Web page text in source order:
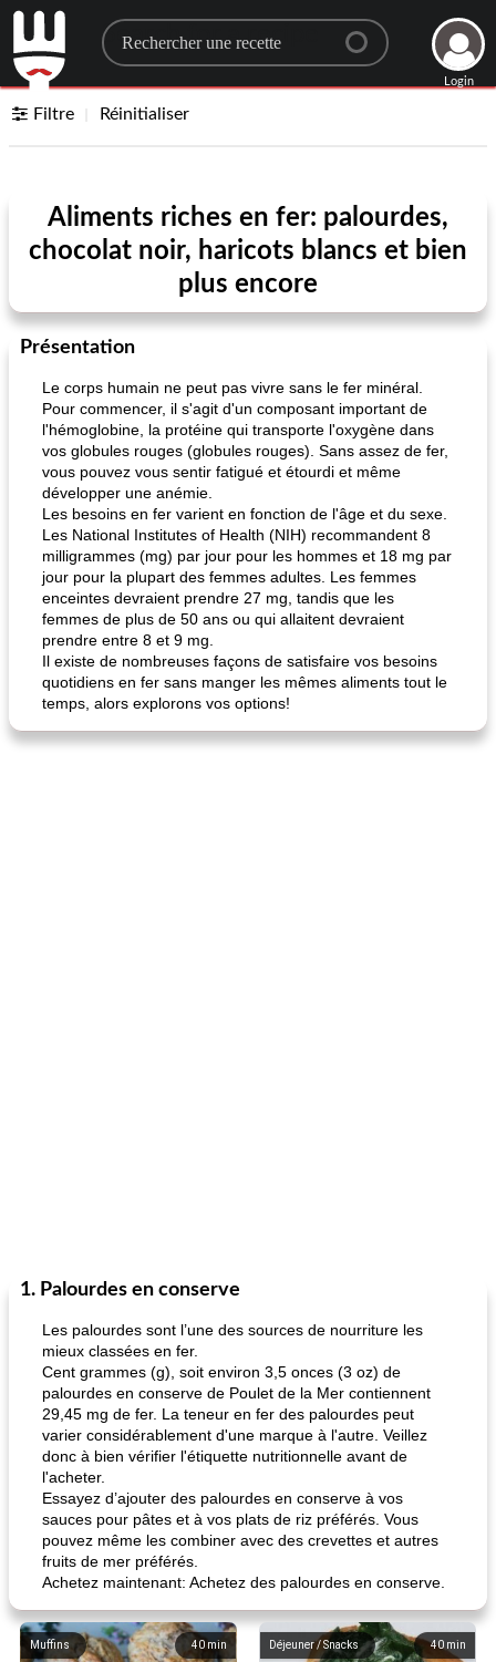
Search for a recipe
Login
Filtre Réinitialiser
Aliments riches en fer: palourdes,
chocolat noir, haricots blancs et bien
plus encore
Présentation
Le corps humain ne peut pas vivre sans le fer minéral.
Pour commencer, il s'agit d'un composant important de
l'hémoglobine, la protéine qui transporte l'oxygène dans
vos globules rouges (globules rouges). Sans assez de fer,
vous pouvez vous sentir fatigué et étourdi et même
développer une anémie.
Les besoins en fer varient en fonction de l'âge et du sexe.
Les National Institutes of Health (NIH) recommandent 8
milligrammes (mg) par jour pour les hommes et 18 mg par
jour pour la plupart des femmes adultes. Les femmes
enceintes devraient prendre 27 mg, tandis que les
femmes de plus de 50 ans ou qui allaitent devraient
prendre entre 8 et 9 mg.
Il existe de nombreuses façons de satisfaire vos besoins
quotidiens en fer sans manger les mêmes aliments tout le
temps, alors explorons vos options!
1. Palourdes en conserve
Les palourdes sont l’une des sources de nourriture les
mieux classées en fer.
Cent grammes (g), soit environ 3,5 onces (3 oz) de
palourdes en conserve de Poulet de la Mer contiennent
29,45 mg de fer. La teneur en fer des palourdes peut
varier considérablement d'une marque à l'autre. Veillez
donc à bien vérifier l'étiquette nutritionnelle avant de
l'acheter.
Essayez d’ajouter des palourdes en conserve à vos
sauces pour pâtes et à vos plats de riz préférés. Vous
pouvez même les combiner avec des crevettes et autres
fruits de mer préférés.
Achetez maintenant: Achetez des palourdes en conserve.
40 min
Muffins 40 min
Déjeuner / Snacks